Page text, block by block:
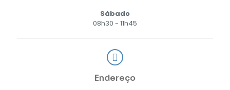
Sábado
08h30 - 11h45
Endereço